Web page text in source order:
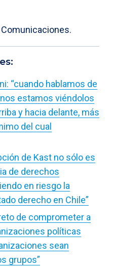
“cuando hablamos de
estamos viéndolos
y hacia delante, más
del cual
de Kast no sólo es
de derechos
en riesgo la
derecho en Chile”
de comprometer a
políticas
sean
grupos”